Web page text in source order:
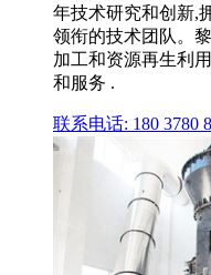
年技术研究和创新,
领衔的技术团队。
加工和资源再生利
和服务 .
联系电话: 180 3780